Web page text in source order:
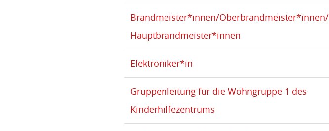
Brandmeister*innen/Oberbrandmeister*innen/
Hauptbrandmeister*innen
Elektroniker*in
Gruppenleitung für die Wohngruppe 1 des
Kinderhilfezentrums